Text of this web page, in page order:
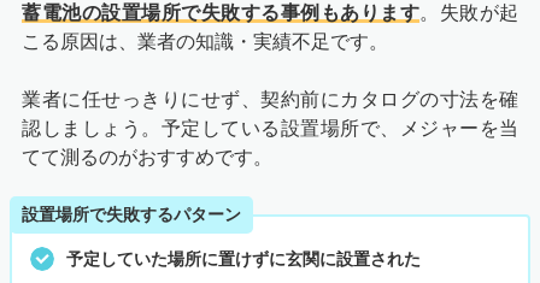
蓄電池の設置場所で失敗する事例もあります。失敗が起
こる原因は、業者の知識・実績不足です。
業者に任せっきりにせず、契約前にカタログの寸法を確
認しましょう。予定している設置場所で、メジャーを当
てて測るのがおすすめです。
設置場所で失敗するパターン
予定していた場所に置けずに玄関に設置された